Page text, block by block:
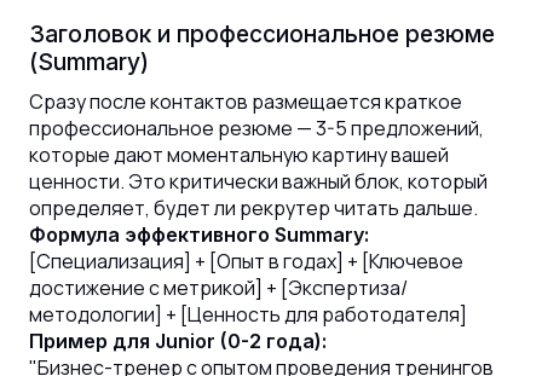
Заголовок и профессиональное резюме
(Summary)
Сразу после контактов размещается краткое
профессиональное резюме — 3-5 предложений,
которые дают моментальную картину вашей
ценности. Это критически важный блок, который
определяет, будет ли рекрутер читать дальше.
Формула эффективного Summary:
[Специализация] + [Опыт в годах] + [Ключевое
достижение с метрикой] + [Экспертиза/
методологии] + [Ценность для работодателя]
Пример для Junior (0-2 года):
"Бизнес-тренер с опытом проведения тренингов